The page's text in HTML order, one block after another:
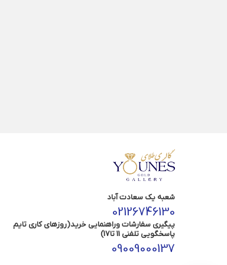
شعبه یک سعادت آباد
02126746130
پیگیری سفارشات وراهنمایی خرید(روزهای کاری تایم
پاسخگویی تلفنی 11 تا17)
09009000137